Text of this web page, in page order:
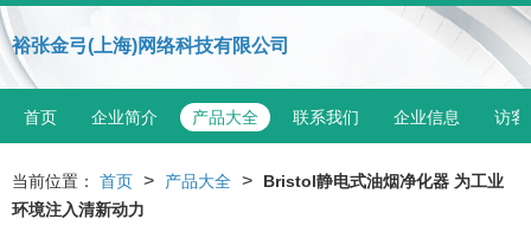
裕张金弓(上海)网络科技有限公司
首页 企业简介 产品大全 联系我们 企业信息 访客
当前位置： 首页 > 产品大全 >
Bristol静电式油烟净化器 为工业
环境注入清新动力